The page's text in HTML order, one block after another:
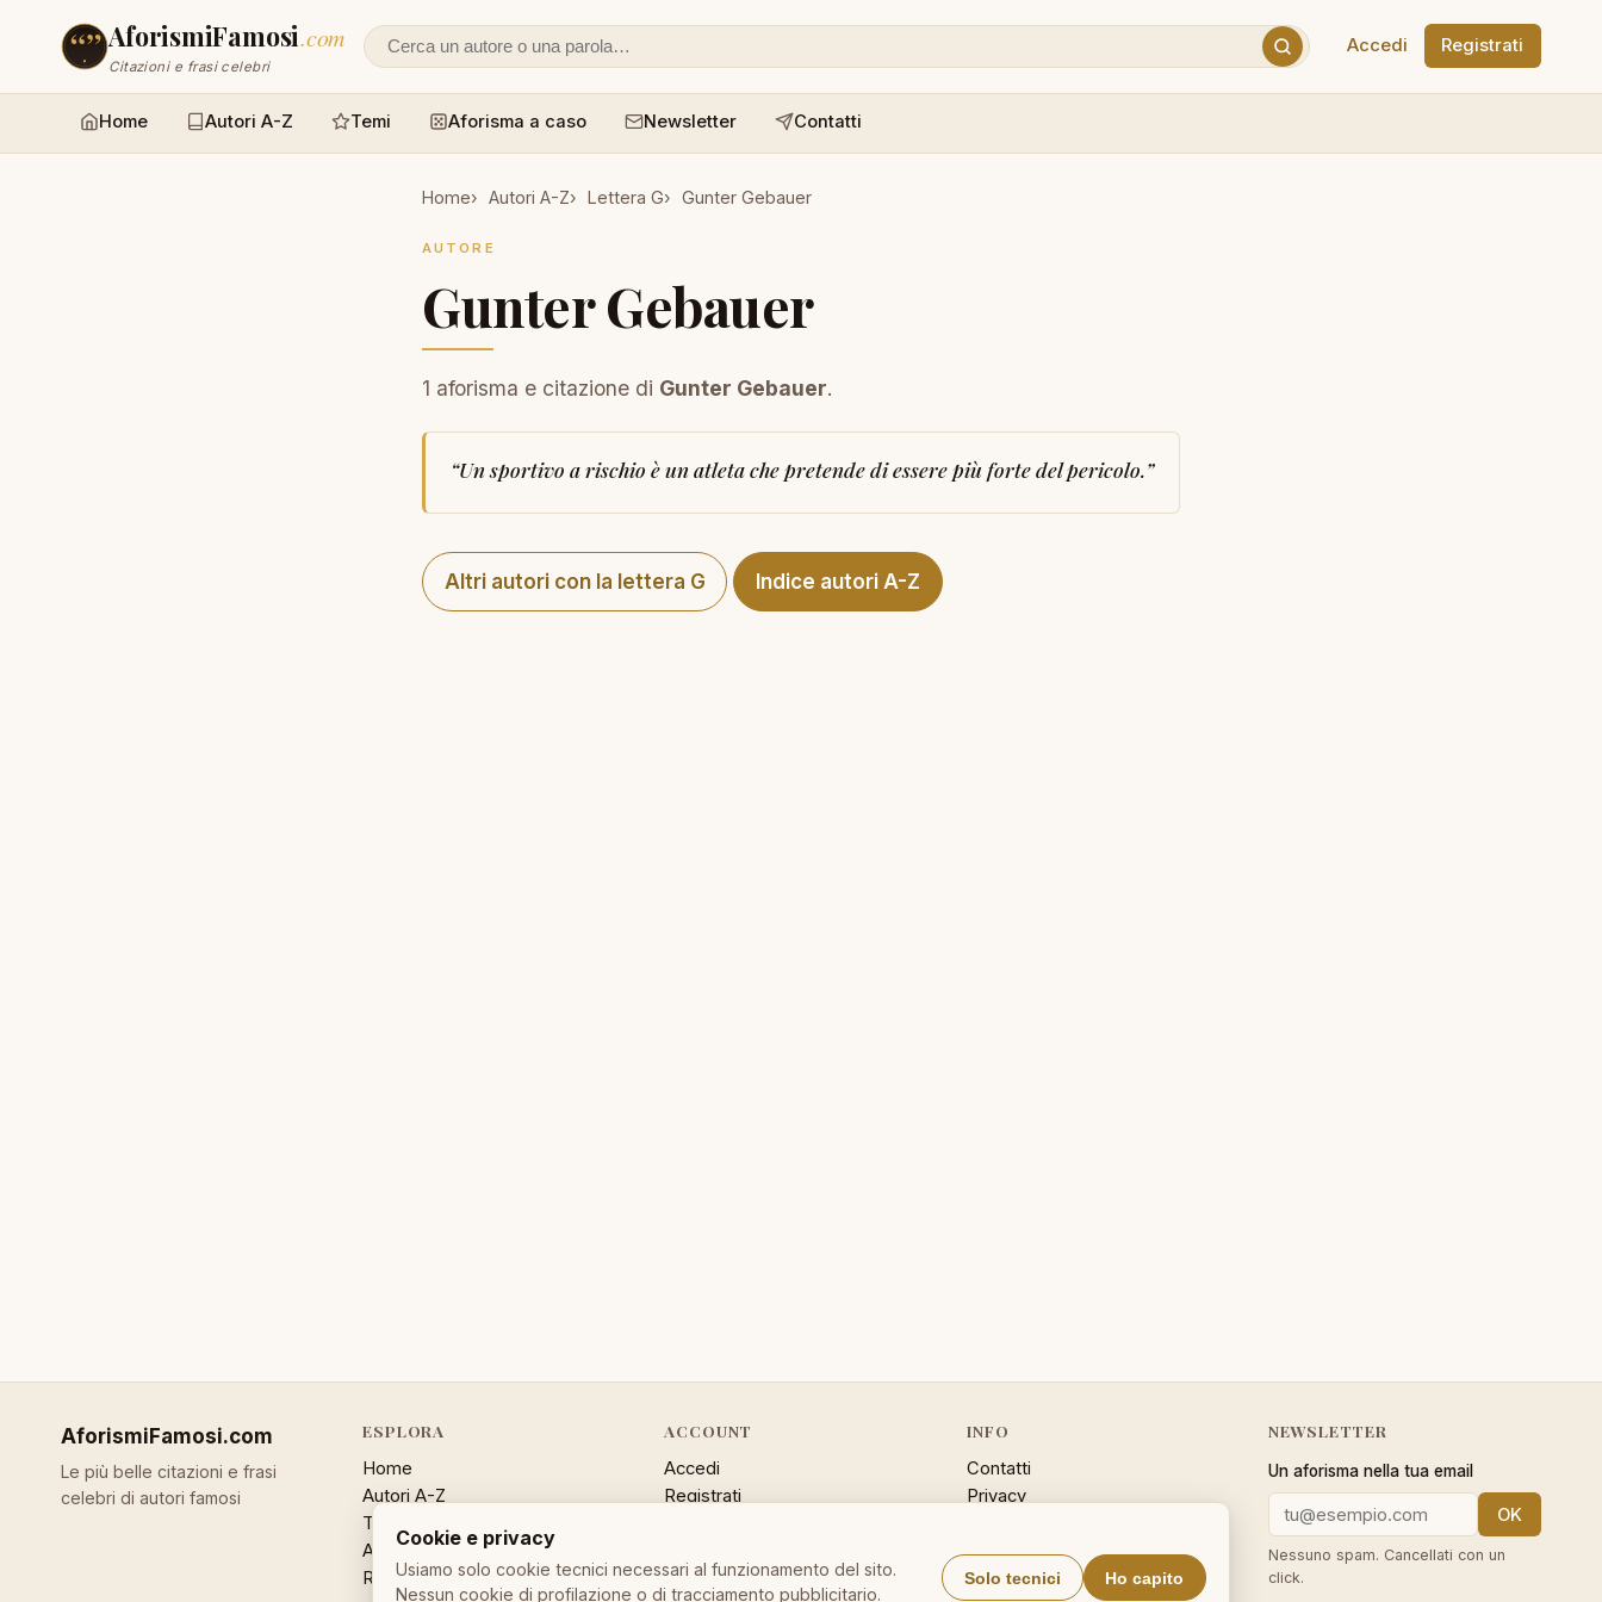
AforismiFamosi.com
Citazioni e frasi celebri Cerca un autore o un aforisma
Accedi Registrati
Home Autori A-Z Temi Aforisma a caso Newsletter Contatti
Home Autori A-Z Lettera G Gunter Gebauer
AUTORE
Gunter Gebauer
1 aforisma e citazione di Gunter Gebauer.
“Un sportivo a rischio è un atleta che pretende di essere più forte del pericolo.”
Altri autori con la lettera G Indice autori A-Z
AforismiFamosi.com
Le più belle citazioni e frasi
celebri di autori famosi
ESPLORA
Home
Autori A-Z
Temi
Aforisma a caso
Ricerca
ACCOUNT
Accedi
Registrati
INFO
Contatti
Privacy
Sitemap
NEWSLETTER
Un aforisma nella tua email
OK
Nessuno spam. Cancellati con un
click.
Cookie e privacy
Usiamo solo cookie tecnici necessari al funzionamento del sito.
Nessun cookie di profilazione o di tracciamento pubblicitario.
Solo tecnici Ho capito